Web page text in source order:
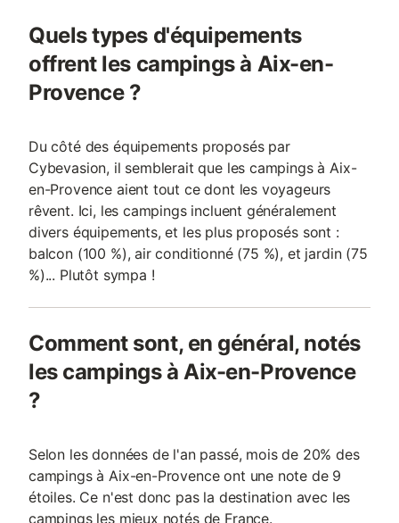
Quels types d'équipements
offrent les campings à Aix-en-
Provence ?
Du côté des équipements proposés par
Cybevasion, il semblerait que les campings à Aix-
en-Provence aient tout ce dont les voyageurs
rêvent. Ici, les campings incluent généralement
divers équipements, et les plus proposés sont :
balcon (100 %), air conditionné (75 %), et jardin (75
%)... Plutôt sympa !
Comment sont, en général, notés
les campings à Aix-en-Provence
?
Selon les données de l'an passé, mois de 20% des
campings à Aix-en-Provence ont une note de 9
étoiles. Ce n'est donc pas la destination avec les
campings les mieux notés de France.